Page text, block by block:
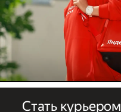
Стать курьером